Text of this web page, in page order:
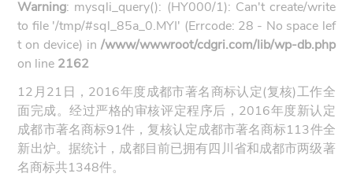
Warning: mysqli_query(): (HY000/1): Can't create/write
to file '/tmp/#sql_85a_0.MYI' (Errcode: 28 - No space lef
t on device) in /www/wwwroot/cdgri.com/lib/wp-db.php
on line 2162
12月21日，2016年度成都市著名商标认定(复核)工作全
面完成。经过严格的审核评定程序后，2016年度新认定
成都市著名商标91件，复核认定成都市著名商标113件全
新出炉。据统计，成都目前已拥有四川省和成都市两级著
名商标共1348件。